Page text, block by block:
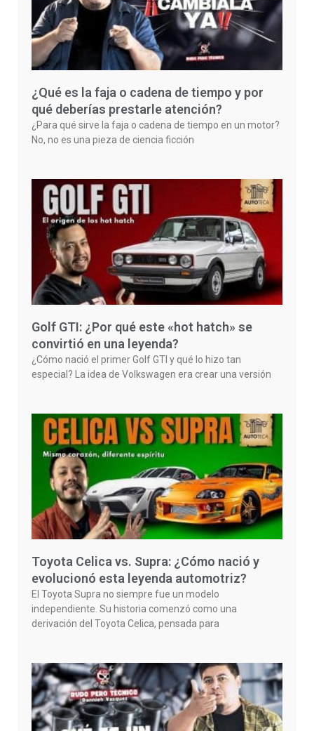
¿Qué es la faja o cadena de tiempo y por
qué deberías prestarle atención?
¿Para qué sirve la faja o cadena de tiempo en un motor?
No, no es una pieza de ciencia ficción
Golf GTI: ¿Por qué este «hot hatch» se
convirtió en una leyenda?
¿Cómo nació el primer Golf GTI y qué lo hizo tan
especial? La idea de Volkswagen era crear una versión
Toyota Celica vs. Supra: ¿Cómo nació y
evolucionó esta leyenda automotriz?
El Toyota Supra no siempre fue un modelo
independiente. Su historia comenzó como una
derivación del Toyota Celica, pensada para